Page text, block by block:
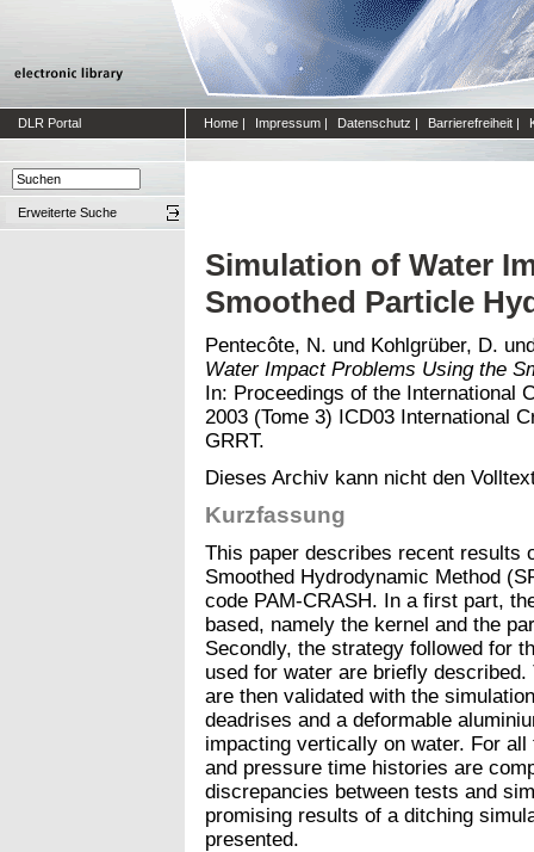
DLR Portal Home | Impressum | Datenschutz | Barrierefreiheit |
Erweiterte Suche
Simulation of Water
Smoothed Particle
Pentecôte, N. und Kohlgrüber, D.
Water Impact Problems Using the
In: Proceedings of the International
2003 (Tome 3) ICD03 International
GRRT.
Dieses Archiv kann nicht den
Kurzfassung
This paper describes recent results
Smoothed Hydrodynamic Method
code PAM-CRASH. In a first part,
based, namely the kernel and the
Secondly, the strategy followed for
used for water are briefly
are then validated with the
deadrises and a deformable
impacting vertically on water. For
and pressure time histories are
discrepancies between tests and
promising results of a ditching
presented.